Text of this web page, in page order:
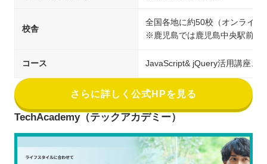
校舎
全国各地に約50校（オンライン
※鹿児島では鹿児島中央駅前校
コース JavaScript& jQuery活用講座、
さらに詳しく公式HPを見る
TechAcademy（テックアカデミー）